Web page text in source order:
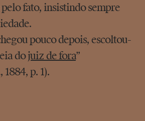
fato, insistindo sempre
pouco depois, escoltou-
dojuiz de fora”
p. 1).